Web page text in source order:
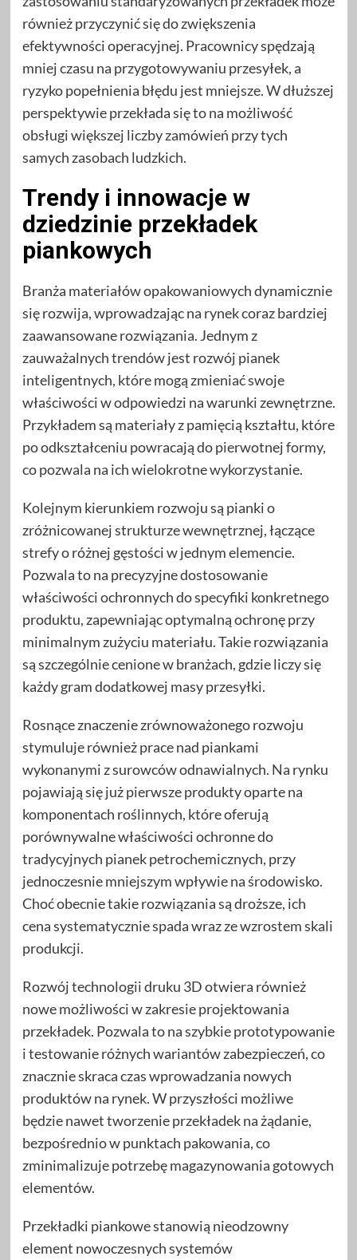
również przyczynić się do zwiększenia
efektywności operacyjnej. Pracownicy spędzają
mniej czasu na przygotowywaniu przesyłek, a
ryzyko popełnienia błędu jest mniejsze. W dłuższej
perspektywie przekłada się to na możliwość
obsługi większej liczby zamówień przy tych
samych zasobach ludzkich.
Trendy i innowacje w
dziedzinie przekładek
piankowych
Branża materiałów opakowaniowych dynamicznie
się rozwija, wprowadzając na rynek coraz bardziej
zaawansowane rozwiązania. Jednym z
zauważalnych trendów jest rozwój pianek
inteligentnych, które mogą zmieniać swoje
właściwości w odpowiedzi na warunki zewnętrzne.
Przykładem są materiały z pamięcią kształtu, które
po odkształceniu powracają do pierwotnej formy,
co pozwala na ich wielokrotne wykorzystanie.
Kolejnym kierunkiem rozwoju są pianki o
zróżnicowanej strukturze wewnętrznej, łączące
strefy o różnej gęstości w jednym elemencie.
Pozwala to na precyzyjne dostosowanie
właściwości ochronnych do specyfiki konkretnego
produktu, zapewniając optymalną ochronę przy
minimalnym zużyciu materiału. Takie rozwiązania
są szczególnie cenione w branżach, gdzie liczy się
każdy gram dodatkowej masy przesyłki.
Rosnące znaczenie zrównoważonego rozwoju
stymuluje również prace nad piankami
wykonanymi z surowców odnawialnych. Na rynku
pojawiają się już pierwsze produkty oparte na
komponentach roślinnych, które oferują
porównywalne właściwości ochronne do
tradycyjnych pianek petrochemicznych, przy
jednoczesnie mniejszym wpływie na środowisko.
Choć obecnie takie rozwiązania są droższe, ich
cena systematycznie spada wraz ze wzrostem skali
produkcji.
Rozwój technologii druku 3D otwiera również
nowe możliwości w zakresie projektowania
przekładek. Pozwala to na szybkie prototypowanie
i testowanie różnych wariantów zabezpieczeń, co
znacznie skraca czas wprowadzania nowych
produktów na rynek. W przyszłości możliwe
będzie nawet tworzenie przekładek na żądanie,
bezpośrednio w punktach pakowania, co
zminimalizuje potrzebę magazynowania gotowych
elementów.
Przekładki piankowe stanowią nieodzowny
element nowoczesnych systemów